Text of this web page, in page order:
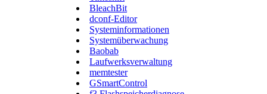
BleachBit
dconf-Editor
Systeminformationen
Systemüberwachung
Baobab
Laufwerksverwaltung
memtester
GSmartControl